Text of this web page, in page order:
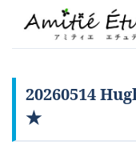
20260514
★